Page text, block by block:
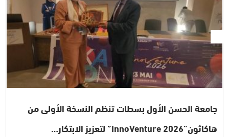
جامعة الحسن الأول بسطات تنظم النسخة الأولى من
هاكاثون“InnoVenture 2026” لتعزيز الابتكار…